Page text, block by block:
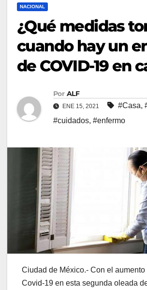
NACIONAL
¿Qué medidas
cuando hay un
de COVID-19 en
Por ALF
ENE 15, 2021 #Casa,
#cuidados, #enfermo
Ciudad de México.- Con el
Covid-19 en esta segunda oleada